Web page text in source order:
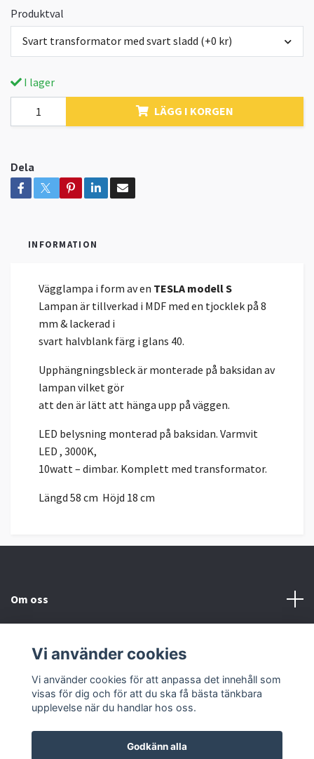
Produktval
Svart transformator med svart sladd (+0 kr)
I lager
LÄGG I KORGEN
Dela
INFORMATION
Vägglampa i form av en TESLA modell S
Lampan är tillverkad i MDF med en tjocklek på 8
mm & lackerad i
svart halvblank färg i glans 40.
Upphängningsbleck är monterade på baksidan av
lampan vilket gör
att den är lätt att hänga upp på väggen.
LED belysning monterad på baksidan. Varmvit
LED , 3000K,
10watt – dimbar. Komplett med transformator.
Längd 58 cm Höjd 18 cm
Om oss
Sociala medier
Vi använder cookies
Vi använder cookies för att anpassa det innehåll som
visas för dig och för att du ska få bästa tänkbara
upplevelse när du handlar hos oss.
Godkänn alla